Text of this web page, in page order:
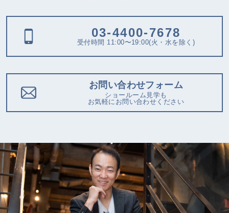
03-4400-7678
受付時間 11:00〜19:00(火・水を除く)
お問い合わせフォーム
ショールーム見学も
お気軽にお問い合わせください